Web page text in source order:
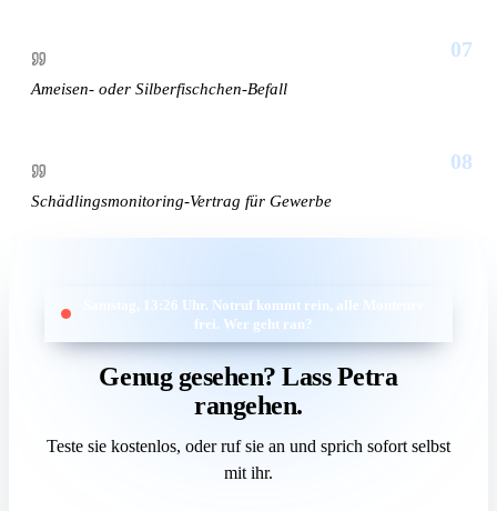
07
Ameisen- oder Silberfischchen-Befall
08
Schädlingsmonitoring-Vertrag für Gewerbe
Samstag, 13:26 Uhr. Notruf kommt rein, alle Monteure
frei. Wer geht ran?
Genug gesehen? Lass Petra
rangehen.
Teste sie kostenlos, oder ruf sie an und sprich sofort selbst
mit ihr.